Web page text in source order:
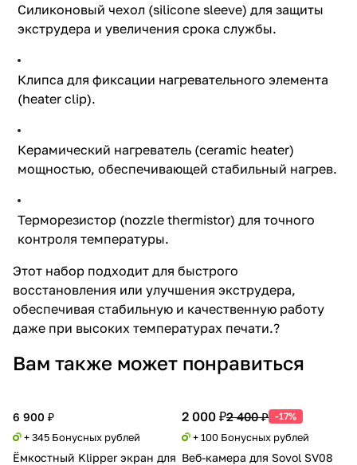
Силиконовый чехол (silicone sleeve) для защиты
экструдера и увеличения срока службы.
Клипса для фиксации нагревательного элемента
(heater clip).
Керамический нагреватель (ceramic heater)
мощностью, обеспечивающей стабильный нагрев.
Терморезистор (nozzle thermistor) для точного
контроля температуры.
Этот набор подходит для быстрого
восстановления или улучшения экструдера,
обеспечивая стабильную и качественную работу
даже при высоких температурах печати.?
Вам также может понравиться
6 900 ₽
+ 345 Бонусных рублей
Ёмкостный Klipper экран для
2 000 ₽2 400 ₽ -17%
+ 100 Бонусных рублей
Веб-камера для Sovol SV08